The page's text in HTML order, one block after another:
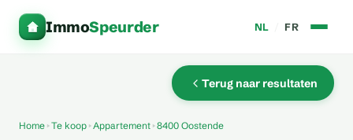
ImmoSpeurder NL FR
Terug naar resultaten
Home Te koop Appartement 8400 Oostende